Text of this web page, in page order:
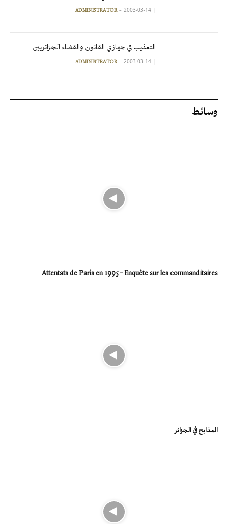
|
ADMINISTRATOR 2003-03-14
التعذيب في جهازي القانون والقضاء الجزائريين
|
ADMINISTRATOR 2003-03-14
وسائط
Attentats de Paris en 1995 – Enquête sur les commanditaires
المذابح في الجزائر